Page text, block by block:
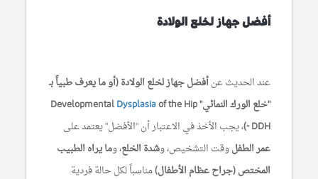
أفضل جهاز لخلع الولادة
عند الحديث عنأفضل جهاز لخلع الولادة (أو ما يعرف طبياً بـ
"خلع الورك النمائي" Developmental
Dysplasiaof the Hip
- DDH)، يجب الأخذ في الاعتبار أن "الأفضل" يعتمد على
عمر الطفلوقت التشخيص، وشدة الخلع، وما يراه الطبيب
المختص (جراح عظام الأطفال)مناسباً لكل حالة فردية.